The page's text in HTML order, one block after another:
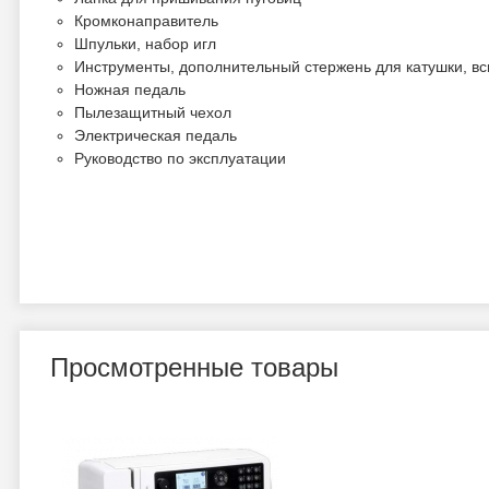
Кромконаправитель
Шпульки, набор игл
Инструменты, дополнительный стержень для катушки,
Ножная педаль
Пылезащитный чехол
Электрическая педаль
Руководство по эксплуатации
Просмотренные товары